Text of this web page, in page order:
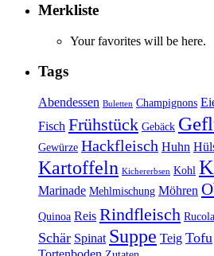
Merkliste
Your favorites will be here.
Tags
Abendessen Buletten Champignons
Fisch Frühstück Gebäck
Gewürze Hackfleisch Huhn
Kartoffeln Kichererbsen Kohl
Marinade Mehlmischung Möhren
Quinoa Reis Rindfleisch Rucola
Schär Spinat Suppe Teig Tofu